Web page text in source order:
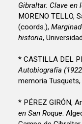
Gibraltar. Clave en
MORENO TELLO,
(coords.),
historia,
* CASTILLA DEL
Autobiografía
memoria
* PÉREZ GIRÓN,
en San Roque.